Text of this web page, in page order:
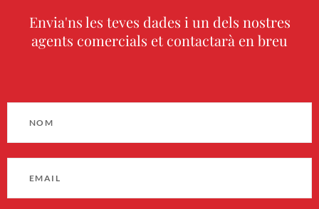
Envia'ns les teves dades i un dels nostres
agents comercials et contactarà en breu